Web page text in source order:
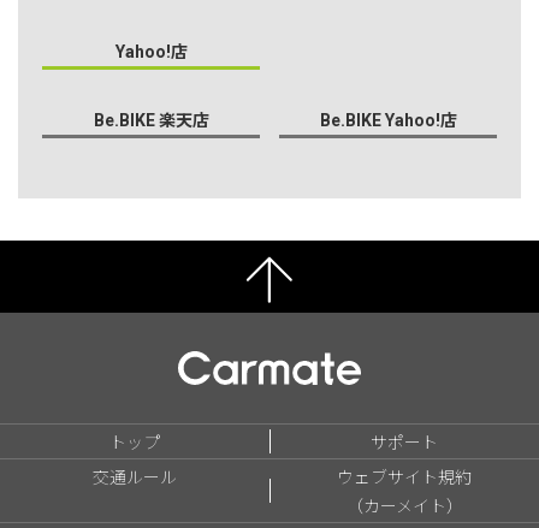
Yahoo!店
Be.BIKE 楽天店 Be.BIKE Yahoo!店
トップ
サポート
交通ルール
ウェブサイト規約
（カーメイト）